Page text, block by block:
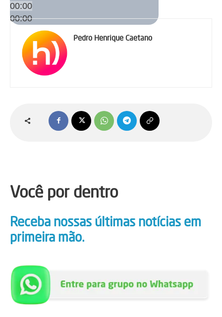
00:00
00:00
Pedro Henrique Caetano
Você por dentro
Receba nossas últimas notícias em
primeira mão.